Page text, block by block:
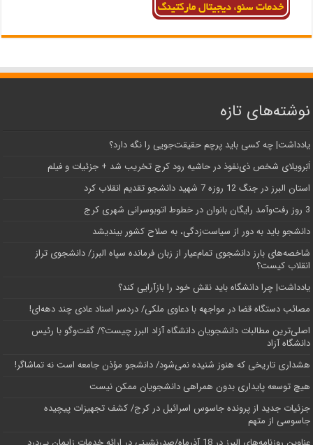
نوشته‌های تازه
یادداشت| ‌چه کسی باید پرچم حقیقت‌جویی را نگه دارد؟
اَبَر‌ویلای شخص ذی‌نفوذ در حاشیه‌ رود کرج تخریب شد + جزئیات و فیلم
استان البرز در جنگ 12 روزه 7 شهید دانشجو تقدیم انقلاب کرد
3 روز رفت‌وآمد رایگان بانوان در خطوط اتوبوسرانی شهری کرج
دانشجو باید به دور از سیاست‌زدگی، به صلاح کشور بیندیشد
شاخصه‌های بارز دانشجوی تمام‌عیار از زبان فرمانده سپاه البرز/ دانشجوی تراز
انقلاب کیست؟
یادداشت| چرا دانشگاه باید نقش خود را بازآرایی کند؟
مصائب دستگاه قضا در مواجهه با دعاوی ملکی/ دردسر اسناد عادی چند‌ دهه‌ای!
اصلی‌ترین مطالبات دانشجویان دانشگاه آزاد البرز چیست؟/ گفت‌وگو با رئیس
دانشگاه آز‌اد
هشداری تاریخی که هنوز شنیده نمی‌شود/ دانشجو مؤذن جامعه است نه تماشاگر!
هیچ توسعه پایداری بدون همراهی دانشجویان ممکن نیست
جزئیات جدید از پرونده جاسوس اسرائیل در کرج/‌ کشف تجهیزات پیچیده
جاسوسی از متهم